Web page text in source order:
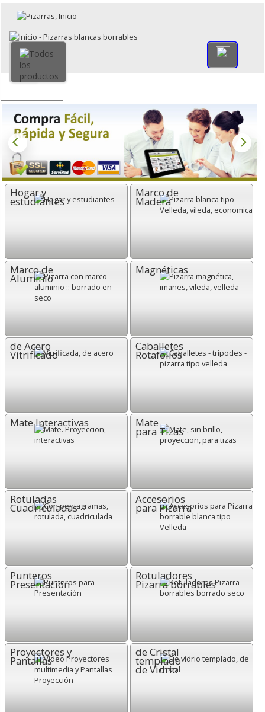
Volver
Hogar y
estudiantes
Marco de
Madera
Marco de
Aluminio
Magnéticas
de Acero
Vitrificado
Caballetes
Rotafolios
Mate Interactivas Mate
para Tizas
Rotuladas
Cuadriculadas
Accesorios
para Pizarra
Punteros
Presentación
Rotuladores
Pizarra borrables
Proyectores y
Pantallas
de Cristal
templado
de Vidrio